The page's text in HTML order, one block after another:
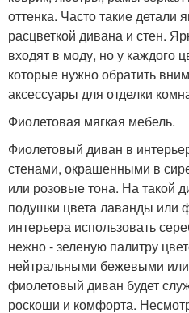
оттенка. Часто такие детали
расцветкой дивана и стен.
входят в моду, но у каждого
которые нужно обратить
аксессуары для отделки
Фиолетовая мягкая мебель.
Фиолетовый диван в
стенами, окрашенными в
или розовые тона. На такой
подушки цвета лаванды или
интерьера использовать
нежно - зеленую палитру
нейтральными бежевыми
фиолетовый диван будет
роскоши и комфорта.